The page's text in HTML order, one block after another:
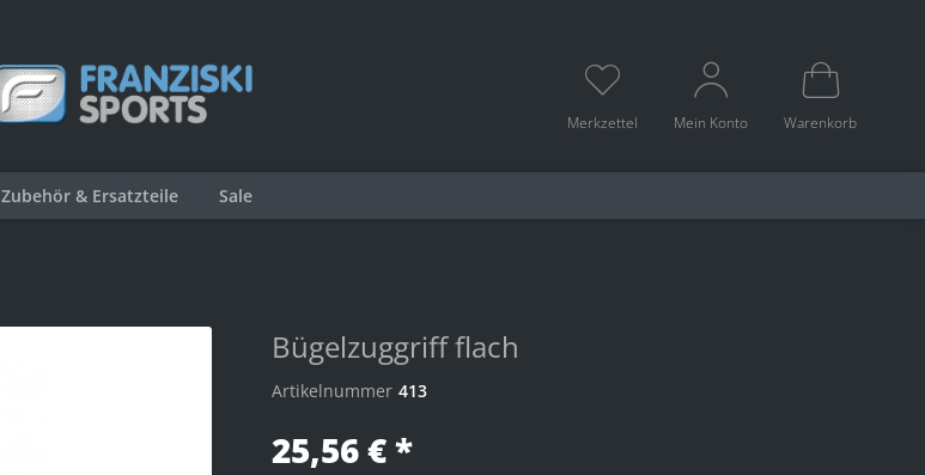
Merkzettel Mein Konto Warenkorb
Zubehör & Ersatzteile Sale
Bügelzuggriff flach
Artikelnummer 413
25,56 € *